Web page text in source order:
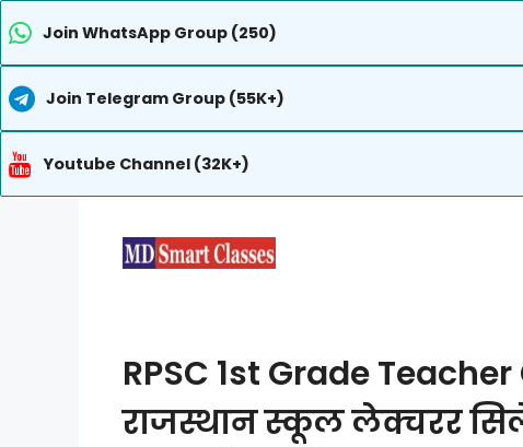
Join WhatsApp Group (250)
Join Telegram Group (55K+)
Youtube Channel (32K+)
RPSC 1st Grade
राजस्थान स्कूल लेक्चरर